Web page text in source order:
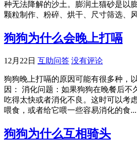
种无法降解的沙土。膨润土猫砂是以
颗粒制作、粉碎、烘干、尺寸筛选、
狗狗为什么会晚上打嗝
12月22日 互助问答 没有评论
狗狗晚上打嗝的原因可能有很多种，
因： 消化问题：如果狗狗在晚餐后不
吃得太快或者消化不良。这时可以考
喂食，或者给它喂一些容易消化的食...
狗狗为什么互相骑头